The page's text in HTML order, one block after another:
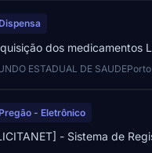
dos medicamentos
ESTADUAL DE SAUDE
- Eletrônico
- Sistema de